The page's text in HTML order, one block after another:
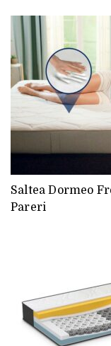
Saltea Dormeo
Pareri